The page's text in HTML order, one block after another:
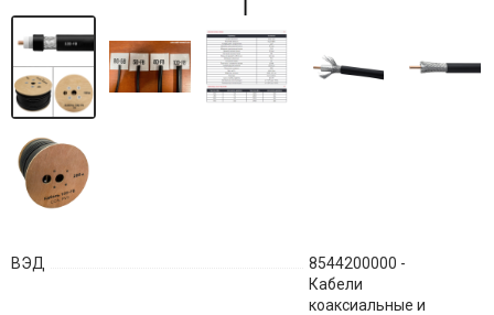
ВЭД
8544200000 -
Кабели
коаксиальные и